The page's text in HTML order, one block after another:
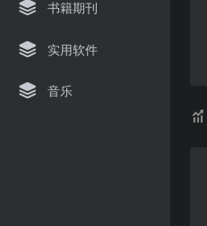
书籍期刊
实用软件
音乐